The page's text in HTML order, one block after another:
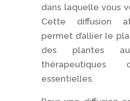
dans laquelle vous
Cette diffusion
permet d’allier le
des plantes
thérapeutiques
essentielles.